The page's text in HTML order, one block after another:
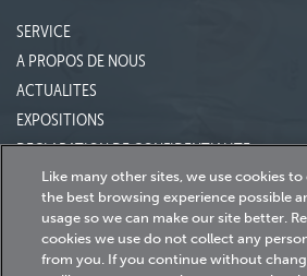
SERVICE
A PROPOS DE NOUS
ACTUALITES
EXPOSITIONS
DECLARATION DE CONFIDENTIALITE
24h Support
+31 (0)115-
Like many other sites, we use cookies
the best browsing experience possible
usage so we can make our site better.
cookies we use do not collect any
from you. If you continue without